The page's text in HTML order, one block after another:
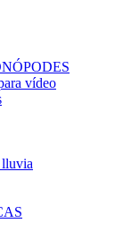
vídeo
lluvia